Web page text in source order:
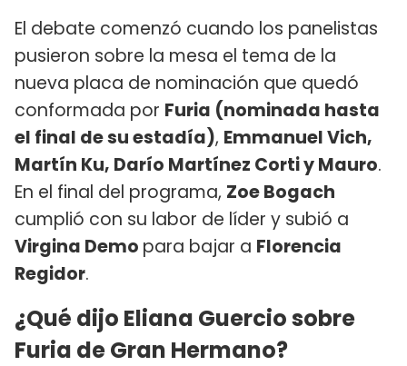
El debate comenzó cuando los panelistas
pusieron sobre la mesa el tema de la
nueva placa de nominación que quedó
conformada por Furia (nominada hasta
el final de su estadía), Emmanuel Vich,
Martín Ku, Darío Martínez Corti y Mauro.
En el final del programa, Zoe Bogach
cumplió con su labor de líder y subió a
Virgina Demo para bajar a Florencia
Regidor.
¿Qué dijo Eliana Guercio sobre
Furia de Gran Hermano?